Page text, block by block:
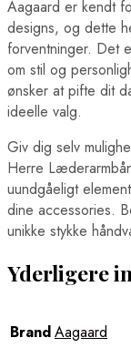
Aagaard er kendt
designs, og dette
forventninger. Det
om stil og
ønsker at pifte dit
ideelle valg.
Giv dig selv
Herre
uundgåeligt
dine accessories.
unikke stykke
Yderligere
BrandAagaard